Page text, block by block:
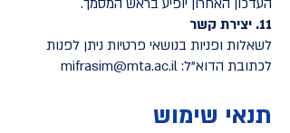
העדכון האחרון יופיע בראש המסמך.
11. יצירת קשר
לשאלות ופניות בנושאי פרטיות ניתן לפנות
לכתובת הדוא"ל: mifrasim@mta.ac.il
תנאי שימוש